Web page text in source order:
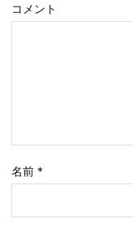
コメント
名前 *